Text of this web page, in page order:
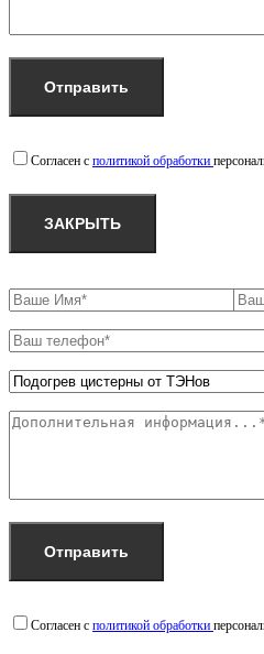
Согласен с политикой обработки
ЗАКРЫТЬ
Согласен с политикой обработки